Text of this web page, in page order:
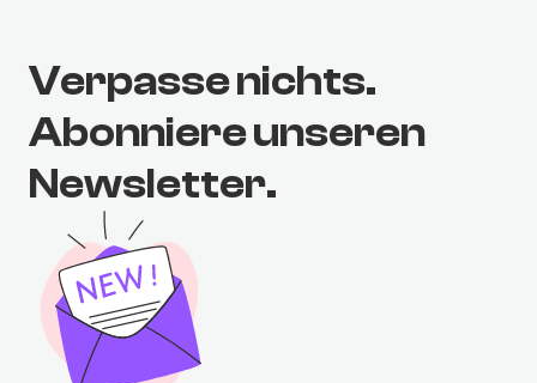
Verpasse nichts.
Abonniere unseren
Newsletter.